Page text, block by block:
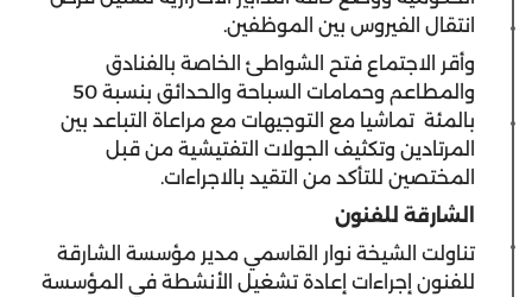
انتقال الفيروس بين الموظفين.
وأقر الاجتماع فتح الشواطئ الخاصة بالفنادق
والمطاعم وحمامات السباحة والحدائق بنسبة 50
بالمئة تماشيا مع التوجيهات مع مراعاة التباعد بين
المرتادين وتكثيف الجولات التفتيشية من قبل
المختصين للتأكد من التقيد بالاجراءات.
الشارقة للفنون
تناولت الشيخة نوار القاسمي مدير مؤسسة الشارقة
للفنون إجراءات إعادة تشغيل الأنشطة في المؤسسة